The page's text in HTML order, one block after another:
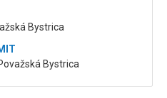
Bystrica
Bystrica